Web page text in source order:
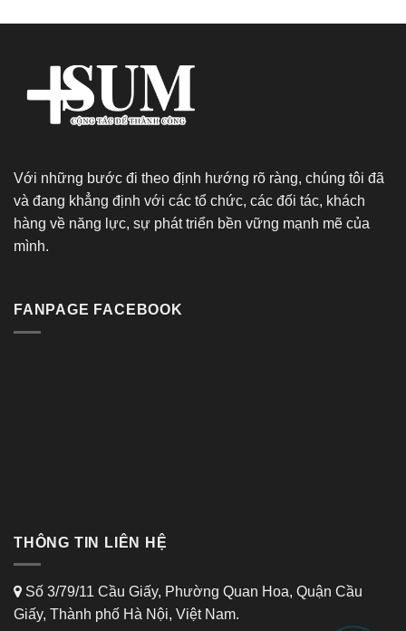
Với những bước đi theo định hướng rõ ràng, chúng tôi đã
và đang khẳng định với các tổ chức, các đối tác, khách
hàng về năng lực, sự phát triển bền vững mạnh mẽ của
mình.
FANPAGE FACEBOOK
THÔNG TIN LIÊN HỆ
Số 3/79/11 Cầu Giấy, Phường Quan Hoa, Quận Cầu
Giấy, Thành phố Hà Nội, Việt Nam.